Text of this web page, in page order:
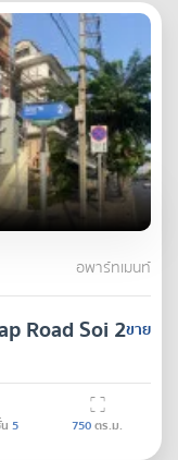
อพาร์ทเมนท์
ขาย
Road Soi 2
5 750ตร.ม.